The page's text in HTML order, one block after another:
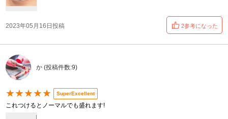
2023年05月16日投稿 2参考になった
か (投稿件数:9)
★★★★★ SuperExcellent
これつけるとノーマルでも盛れます!